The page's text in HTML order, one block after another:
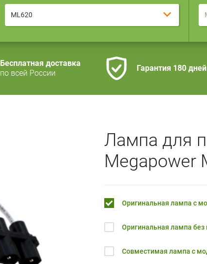
ML620
Бесплатная доставка
по всей России
Гарантия 180 дней
Лампа для
Megapower
Оригинальная лампа с
Оригинальная лампа без
Совместимая лампа с